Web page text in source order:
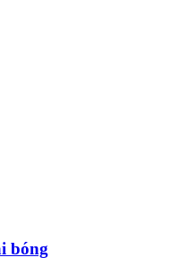
bóng